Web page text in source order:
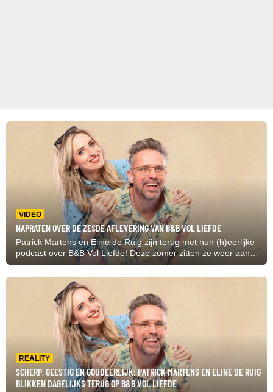
VIDEO
NAPRATEN OVER DE ZESDE AFLEVERING VAN B&B VOL LIEFDE
Patrick Martens en Eline de Ruig zijn terug met hun (h)eerlijke
podcast over B&B Vol Liefde! Deze zomer zitten ze weer aan
de buis gekluisterd om geen seconde te missen van het
datingprogramma.
REALITY
SCHERP, GEESTIG EN GOUDEERLIJK: PATRICK MARTENS EN ELINE DE RUIG
BLIKKEN DAGELIJKS TERUG OP B&B VOL LIEFDE